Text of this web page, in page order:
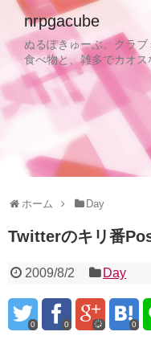
nrpgacube
ぬるぽきゅーぶ。クラ
食べ物と、雑多でカオス
ホーム Day
Twitterのキリ番
2009/8/2 Day
0 0 0